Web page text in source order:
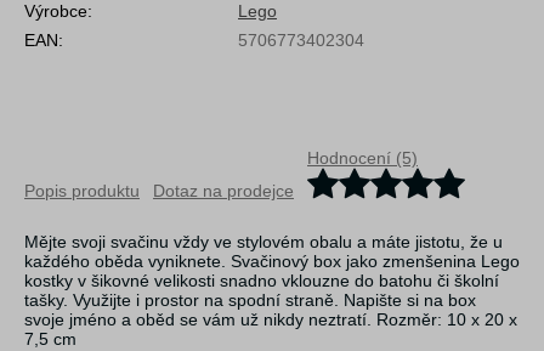
Výrobce:
Lego
EAN:
5706773402304
Popis produktu Dotaz na prodejce
Hodnocení (5)
Mějte svoji svačinu vždy ve stylovém obalu a máte jistotu, že u
každého oběda vyniknete. Svačinový box jako zmenšenina Lego
kostky v šikovné velikosti snadno vklouzne do batohu či školní
tašky. Využijte i prostor na spodní straně. Napište si na box
svoje jméno a oběd se vám už nikdy neztratí. Rozměr: 10 x 20 x
7,5 cm